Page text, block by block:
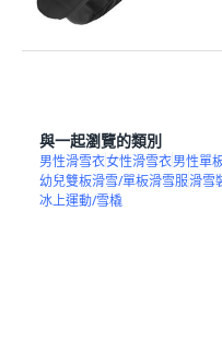
與一起瀏覽的類別
男性滑雪衣女性滑雪衣男性單
幼兒雙板滑雪/單板滑雪服滑雪
冰上運動/雪橇